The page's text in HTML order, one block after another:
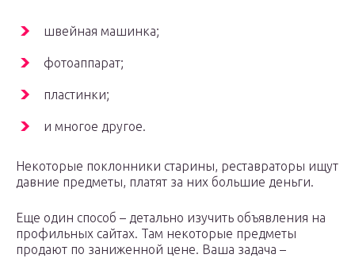
швейная машинка;
фотоаппарат;
пластинки;
и многое другое.
Некоторые поклонники старины, реставраторы ищут
давние предметы, платят за них большие деньги.
Еще один способ – детально изучить объявления на
профильных сайтах. Там некоторые предметы
продают по заниженной цене. Ваша задача –